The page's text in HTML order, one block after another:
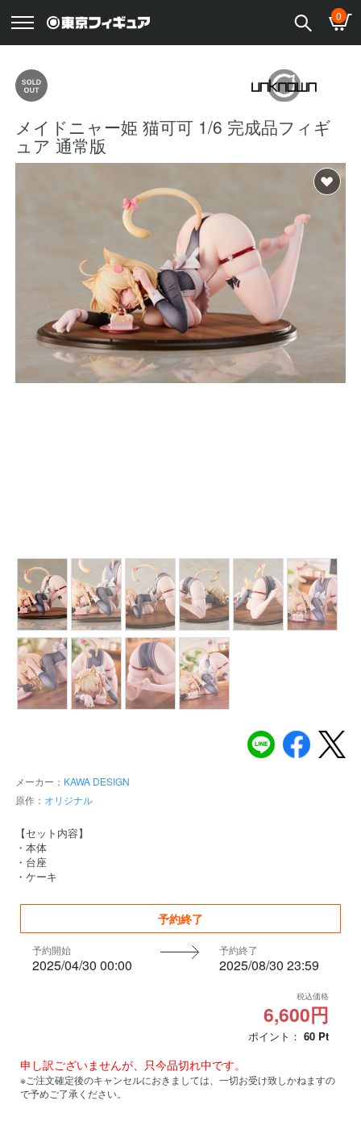
0
メイドニャー姫 猫可可 1/6 完成品フィギ
ュア 通常版
メーカー： KAWA DESIGN
原作： オリジナル
【セット内容】
・本体
・台座
・ケーキ
予約終了
予約開始
2025/04/30 00:00
予約終了
2025/08/30 23:59
税込価格
6,600円
ポイント： 60 Pt
申し訳ございませんが、只今品切れ中です。
※ご注文確定後のキャンセルにおきましては、一切お受け致しかねますの
で予めご了承ください。